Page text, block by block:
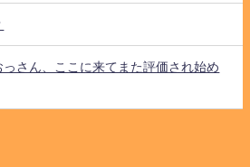
さん、ここに来てまた評価され始め